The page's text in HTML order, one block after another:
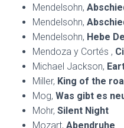
Mendelsohn,
Mendelsohn,
Mendelsohn, Hebe
Mendoza y Cortés ,
Michael Jackson,
Miller, King of the
Mog, Was gibt es
Mohr, Silent Night
Mozart, Abendruhe